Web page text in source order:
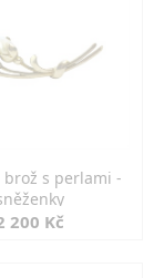
s perlami -
200 Kč